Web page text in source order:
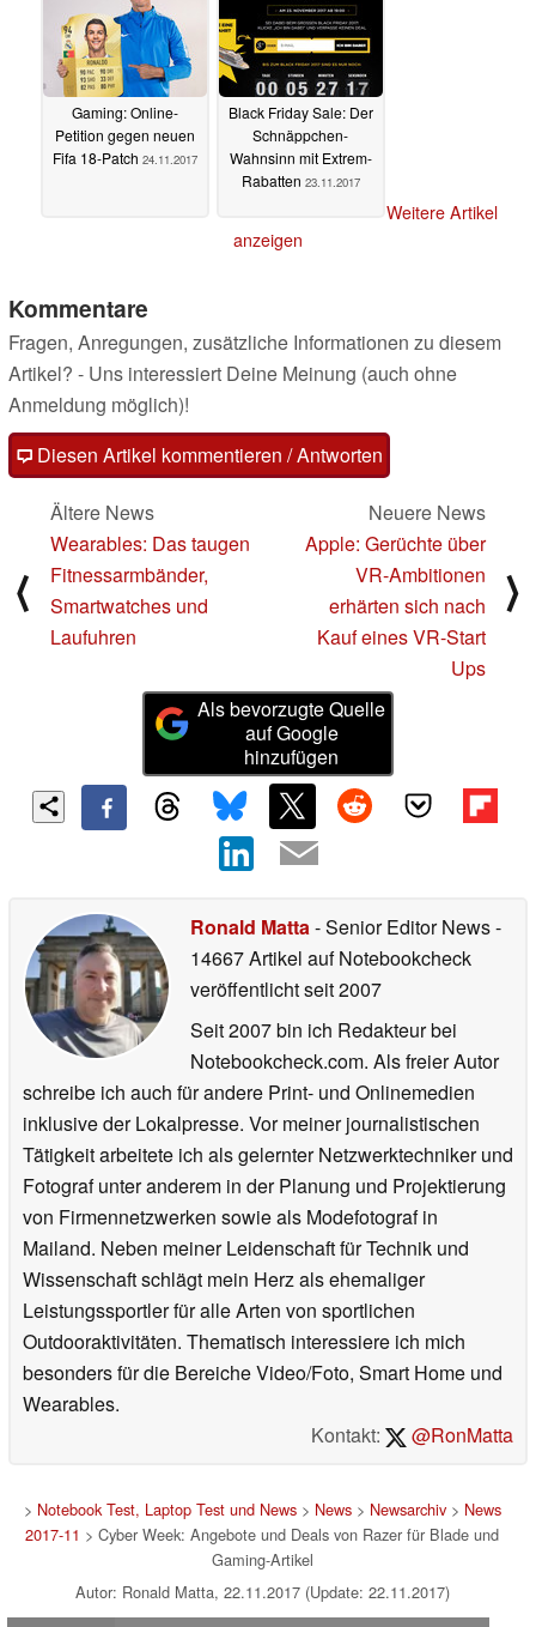
Gaming: Online-
Petition gegen neuen
Fifa 18-Patch 24.11.2017
Black Friday Sale: Der
Schnäppchen-
Wahnsinn mit Extrem-
Rabatten 23.11.2017
Weitere Artikel
anzeigen
Kommentare
Fragen, Anregungen, zusätzliche Informationen zu diesem
Artikel? - Uns interessiert Deine Meinung (auch ohne
Anmeldung möglich)!
Diesen Artikel kommentieren / Antworten
⟨
Ältere News
Wearables: Das taugen
Fitnessarmbänder,
Smartwatches und
Laufuhren
Neuere News
Apple: Gerüchte über
VR-Ambitionen
erhärten sich nach
Kauf eines VR-Start
Ups
⟩
Als bevorzugte Quelle
auf Google
hinzufügen
Ronald Matta- Senior Editor News-
14667 Artikel auf Notebookcheck
veröffentlichtseit 2007
Seit 2007 bin ich Redakteur bei
Notebookcheck.com. Als freier Autor
schreibe ich auch für andere Print- und Onlinemedien
inklusive der Lokalpresse. Vor meiner journalistischen
Tätigkeit arbeitete ich als gelernter Netzwerktechniker und
Fotograf unter anderem in der Planung und Projektierung
von Firmennetzwerken sowie als Modefotograf in
Mailand. Neben meiner Leidenschaft für Technik und
Wissenschaft schlägt mein Herz als ehemaliger
Leistungssportler für alle Arten von sportlichen
Outdooraktivitäten. Thematisch interessiere ich mich
besonders für die Bereiche Video/Foto, Smart Home und
Wearables.
Kontakt:
@RonMatta
> Notebook Test, Laptop Test und News> News> Newsarchiv> News
2017-11 > Cyber Week: Angebote und Deals von Razer für Blade und
Gaming-Artikel
Autor: Ronald Matta, 22.11.2017 (Update: 22.11.2017)